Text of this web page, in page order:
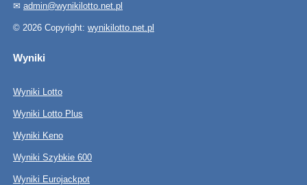
✉ admin@wynikilotto.net.pl
© 2026 Copyright: wynikilotto.net.pl
Wyniki
Wyniki Lotto
Wyniki Lotto Plus
Wyniki Keno
Wyniki Szybkie 600
Wyniki Eurojackpot